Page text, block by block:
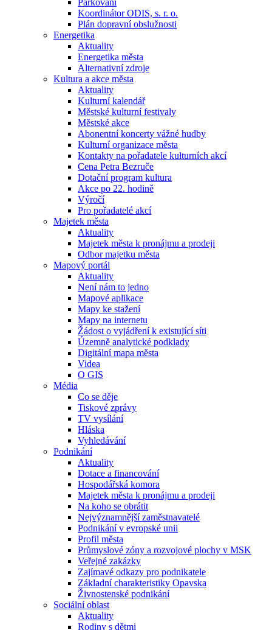
Parkování
Koordinátor ODIS, s. r. o.
Plán dopravní obslužnosti
Energetika
Aktuality
Energetika města
Alternativní zdroje
Kultura a akce města
Aktuality
Kulturní kalendář
Městské kulturní festivaly
Městské akce
Abonentní koncerty vážné hudby
Kulturní organizace města
Kontakty na pořadatele kulturních akcí
Cena Petra Bezruče
Dotační program kultura
Akce po 22. hodině
Výročí
Pro pořadatelé akcí
Majetek města
Aktuality
Majetek města k pronájmu a prodeji
Odbor majetku města
Mapový portál
Aktuality
Není nám to jedno
Mapové aplikace
Mapy ke stažení
Mapy na internetu
Žádost o vyjádření k existující síti
Územně analytické podklady
Digitální mapa města
Videa
O GIS
Média
Co se děje
Tiskové zprávy
TV vysílání
Hláska
Vyhledávání
Podnikání
Aktuality
Dotace a financování
Hospodářská komora
Majetek města k pronájmu a prodeji
Na koho se obrátit
Nejvýznamnější zaměstnavatelé
Podnikání v evropské unii
Profil města
Průmyslové zóny a rozvojové plochy v MSK
Veřejné zakázky
Zajímavé odkazy pro podnikatele
Základní charakteristiky Opavska
Živnostenské podnikání
Sociální oblast
Aktuality
Rodiny s dětmi